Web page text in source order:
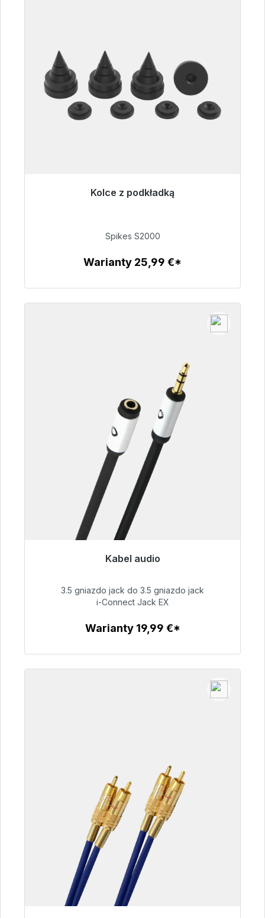
Kolce z podkładką
Gotowy do natychmiastowej wysyłki, czas
51,49 €
Spikes S2000
Warianty 25,99 €*
Kabel audio
Gotowy do natychmiastowej wysyłki, czas
51,99 €
3.5 gniazdo jack do 3.5 gniazdo jack
i-Connect Jack EX
Warianty 19,99 €*